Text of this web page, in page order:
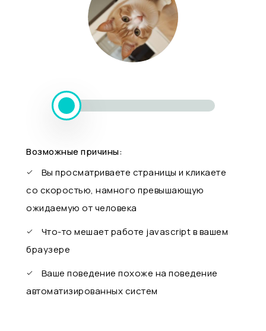
Возможные причины:
Вы просматриваете страницы и кликаете
со скоростью, намного превышающую
ожидаемую от человека
Что-то мешает работе javascript в вашем
браузере
Ваше поведение похоже на поведение
автоматизированных систем